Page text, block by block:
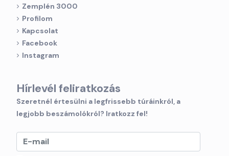
Zemplén 3000
Profilom
Kapcsolat
Facebook
Instagram
Hírlevél feliratkozás
Szeretnél értesülni a legfrissebb túráinkról, a
legjobb beszámolókról? Iratkozz fel!